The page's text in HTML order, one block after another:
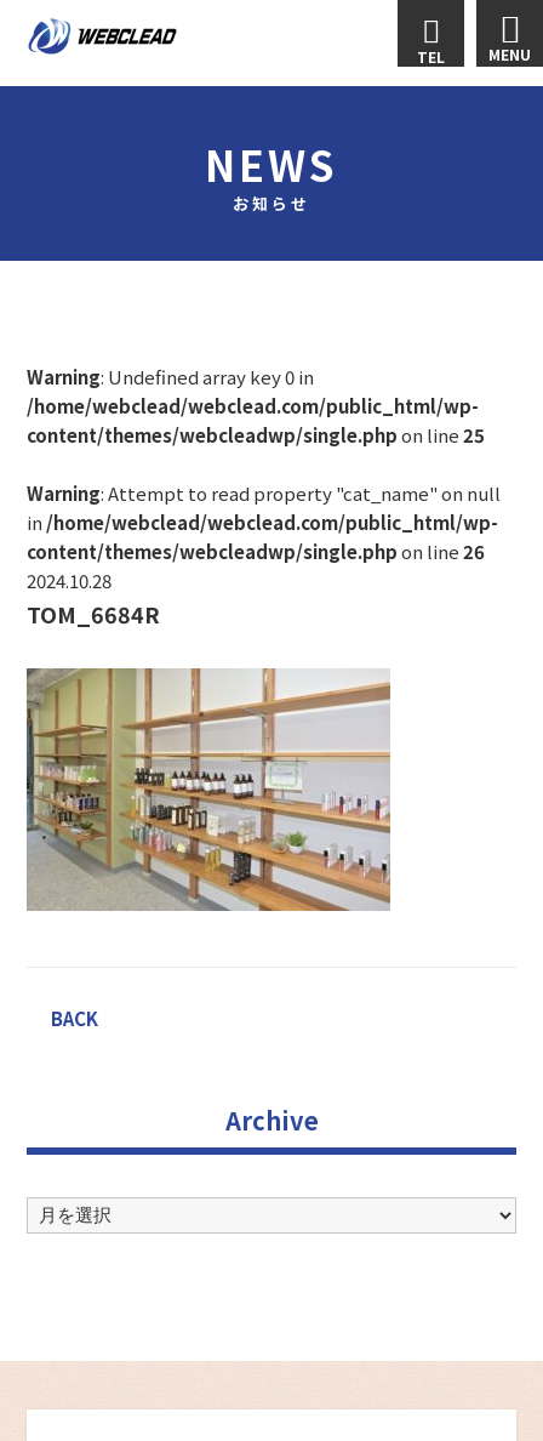
MENU
TEL
NEWS
お知らせ
Warning: Undefined array key 0 in
/home/webclead/webclead.com/public_html/wp-
content/themes/webcleadwp/single.phpon line25
Warning: Attempt to read property "cat_name" on null
in /home/webclead/webclead.com/public_html/wp-
content/themes/webcleadwp/single.phpon line26
2024.10.28
TOM_6684R
BACK
Archive
Archive